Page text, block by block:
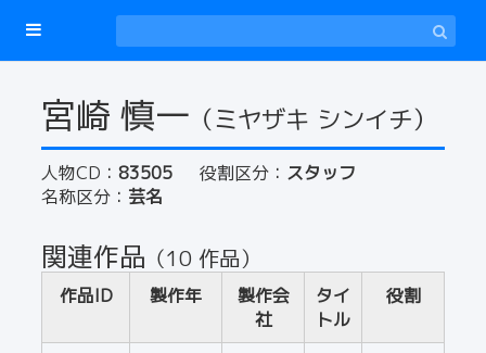
宮崎 慎一 （ミヤザキ シンイチ）
人物CD： 83505 役割区分： スタッフ
名称区分： 芸名
関連作品 （10 作品）
作品ID 製作年
製作会
社
タイ
トル
役割